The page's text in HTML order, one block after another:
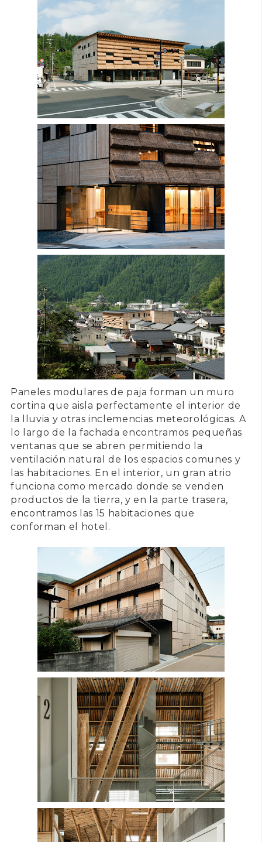
Paneles modulares de paja forman un muro
cortina que aisla perfectamente el interior de
la lluvia y otras inclemencias meteorológicas. A
lo largo de la fachada encontramos pequeñas
ventanas que se abren permitiendo la
ventilación natural de los espacios comunes y
las habitaciones. En el interior, un gran atrio
funciona como mercado donde se venden
productos de la tierra, y en la parte trasera,
encontramos las 15 habitaciones que
conforman el hotel.